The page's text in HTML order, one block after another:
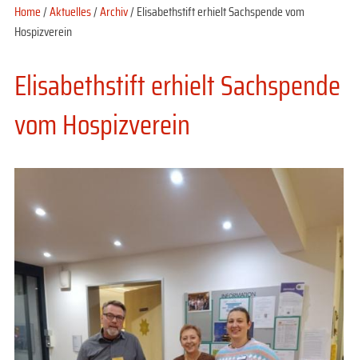
Home/Aktuelles/Archiv/ Elisabethstift erhielt Sachspende vom
Hospizverein
Elisabethstift erhielt Sachspende
vom Hospizverein